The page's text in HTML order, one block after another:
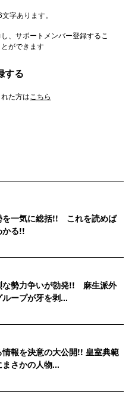
字あります。
、サポートメンバー登録するこ
ができます
する
た方は こちら
を一気に総括!! これを読めば
かる!!
な勢力争いが勃発!! 麻生派外
ープが牙を剥...
報を決意の大公開!! 皇室典範
さかの人物...